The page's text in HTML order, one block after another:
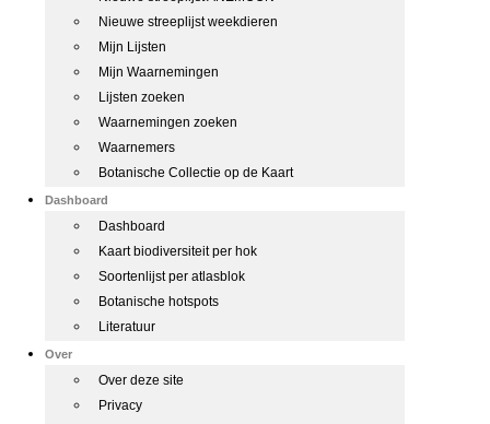
Nieuwe streeplijst weekdieren
Mijn Lijsten
Mijn Waarnemingen
Lijsten zoeken
Waarnemingen zoeken
Waarnemers
Botanische Collectie op de Kaart
Dashboard
Dashboard
Kaart biodiversiteit per hok
Soortenlijst per atlasblok
Botanische hotspots
Literatuur
Over
Over deze site
Privacy